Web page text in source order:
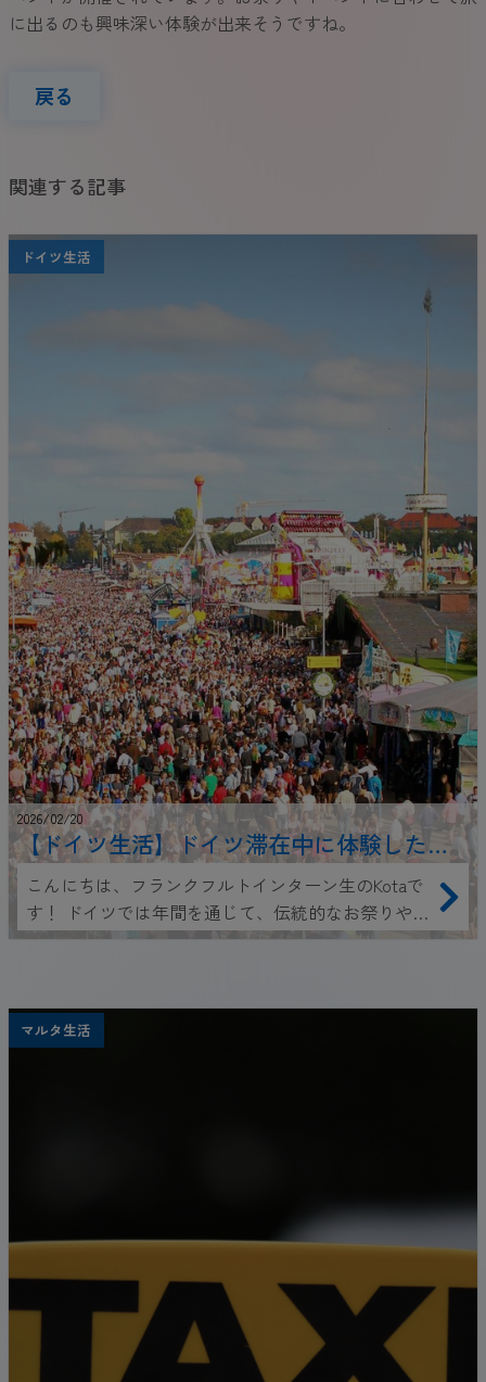
に出るのも興味深い体験が出来そうですね。
戻る
関連する記事
ドイツ生活
2026/02/20
【ドイツ生活】ドイツ滞在中に体験した
い！季節ごとの伝統的なお祭りガイド！
こんにちは、フランクフルトインターン生のKotaで
す！ ドイツでは年間を通じて、伝統的なお祭りやイ
ベントが各地で開催されています、仮装パレード、
をより特別なものにしてくれます。この記事では、
季節ごとに楽しめるドイツの代表的なお祭りを紹介
マルタ生活